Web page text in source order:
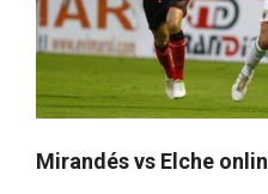
Mirandés vs Elche